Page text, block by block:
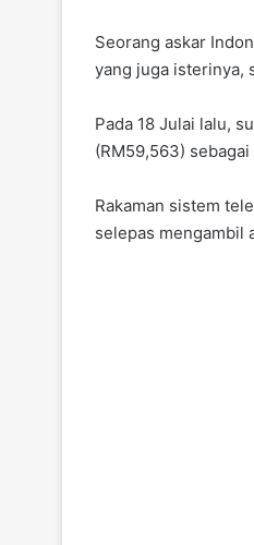
Seorang askar
yang juga isterinya,
Pada 18 Julai lalu,
(RM59,563)
Rakaman sistem
selepas mengambil